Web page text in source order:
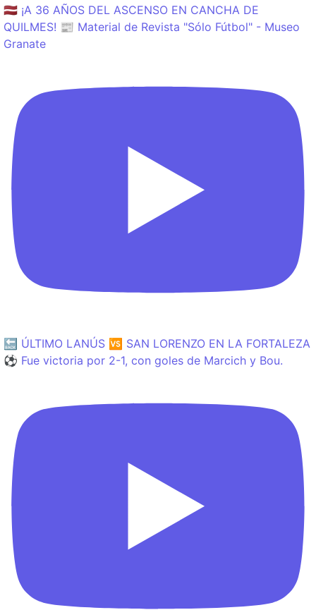
🇱🇻 ¡A 36 AÑOS DEL ASCENSO EN CANCHA DE
QUILMES! 📰 Material de Revista "Sólo Fútbol" - Museo
Granate
🔙 ÚLTIMO LANÚS 🆚 SAN LORENZO EN LA FORTALEZA
⚽️ Fue victoria por 2-1, con goles de Marcich y Bou.